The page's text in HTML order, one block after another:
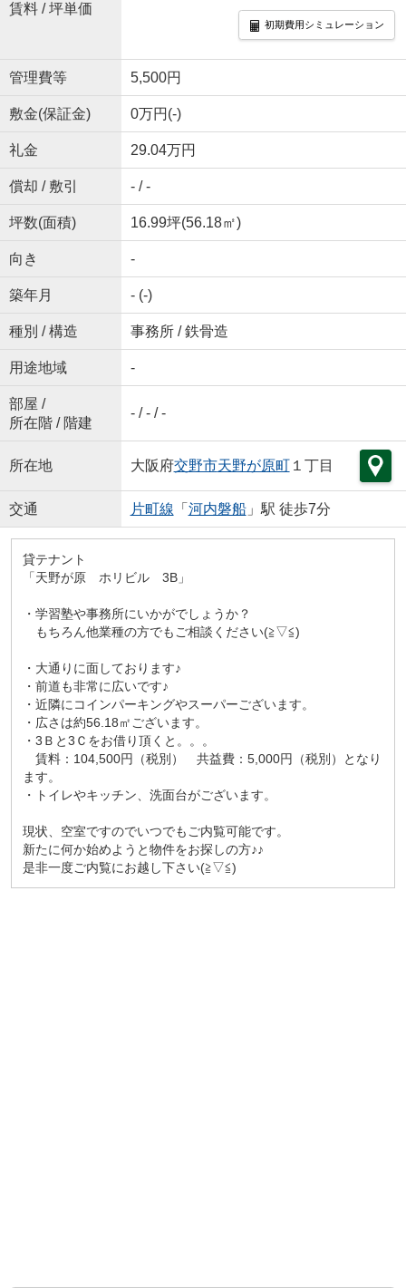
賃料 / 坪単価
初期費用シミュレーション
管理費等 5,500円
敷金(保証金) 0万円(-)
礼金 29.04万円
償却 / 敷引 - / -
坪数(面積) 16.99坪(56.18㎡)
向き -
築年月 - (-)
種別 / 構造 事務所 / 鉄骨造
用途地域 -
部屋 /
所在階 / 階建
- / - / -
所在地 大阪府交野市天野が原町１丁目
交通 片町線 「 河内磐船」駅 徒歩7分
貸テナント
「天野が原 ホリビル 3B」
・学習塾や事務所にいかがでしょうか？
もちろん他業種の方でもご相談ください(≧▽≦)
・大通りに面しております♪
・前道も非常に広いです♪
・近隣にコインパーキングやスーパーございます。
・広さは約56.18㎡ございます。
・3Ｂと3Ｃをお借り頂くと。。。
賃料：104,500円（税別） 共益費：5,000円（税別）となり
ます。
・トイレやキッチン、洗面台がございます。
現状、空室ですのでいつでもご内覧可能です。
新たに何か始めようと物件をお探しの方♪♪
是非一度ご内覧にお越し下さい(≧▽≦)